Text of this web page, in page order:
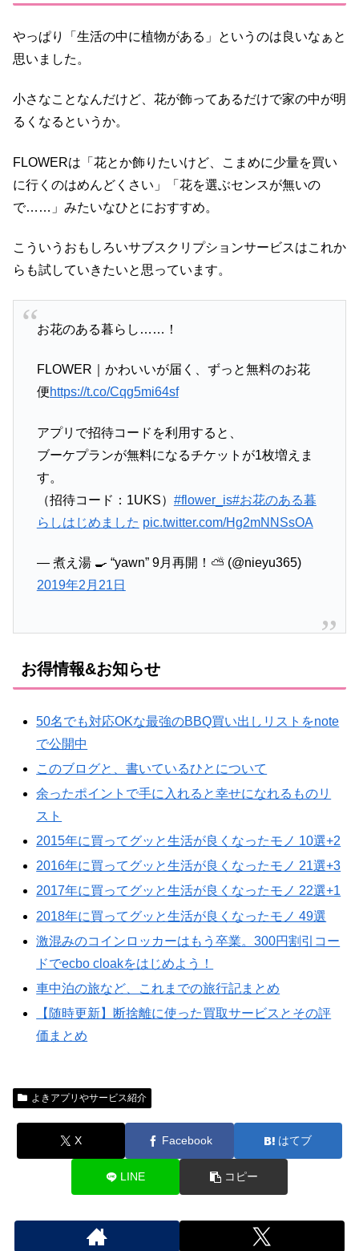
やっぱり「生活の中に植物がある」というのは良いなぁと
思いました。
小さなことなんだけど、花が飾ってあるだけで家の中が明
るくなるというか。
FLOWERは「花とか飾りたいけど、こまめに少量を買い
に行くのはめんどくさい」「花を選ぶセンスが無いの
で……」みたいなひとにおすすめ。
こういうおもしろいサブスクリプションサービスはこれか
らも試していきたいと思っています。
お花のある暮らし……！
FLOWER｜かわいいが届く、ずっと無料のお花
便https://t.co/Cqg5mi64sf
アプリで招待コードを利用すると、
ブーケプランが無料になるチケットが1枚増えま
す。
（招待コード：1UKS） #flower_is#お花のある暮
らしはじめました pic.twitter.com/Hg2mNNSsOA
— 煮え湯 🍳 “yawn” 9月再開！⛅ (@nieyu365)
2019年2月21日
お得情報&お知らせ
50名でも対応OKな最強のBBQ買い出しリストをnote
で公開中
このブログと、書いているひとについて
余ったポイントで手に入れると幸せになれるものリ
スト
2015年に買ってグッと生活が良くなったモノ 10選+2
2016年に買ってグッと生活が良くなったモノ 21選+3
2017年に買ってグッと生活が良くなったモノ 22選+1
2018年に買ってグッと生活が良くなったモノ 49選
激混みのコインロッカーはもう卒業。300円割引コー
ドでecbo cloakをはじめよう！
車中泊の旅など、これまでの旅行記まとめ
【随時更新】断捨離に使った買取サービスとその評
価まとめ
よきアプリやサービス紹介
X Facebook はてブ
LINE コピー